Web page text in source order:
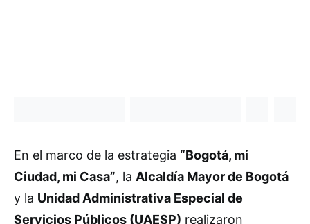
En el marco de la estrategia “Bogotá, mi
Ciudad, mi Casa”, la Alcaldía Mayor de Bogotá
y la Unidad Administrativa Especial de
Servicios Públicos (UAESP) realizaron